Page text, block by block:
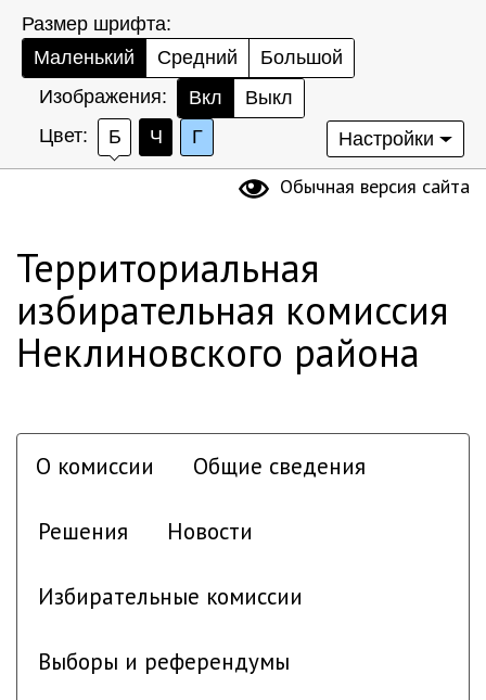
Размер шрифта:
Маленький
Средний
Большой
Изображения:
Вкл
Выкл
Цвет:
Б Ч Г Настройки
Обычная версия сайта
Территориальная
избирательная комиссия
Неклиновского района
О комиссии Общие сведения
Решения Новости
Избирательные комиссии
Выборы и референдумы